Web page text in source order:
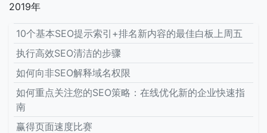
2019年
10个基本SEO提示索引+排名新内容的最佳白板上周五
执行高效SEO清洁的步骤
如何向非SEO解释域名权限
如何重点关注您的SEO策略：在线优化新的企业快速指
南
赢得页面速度比赛